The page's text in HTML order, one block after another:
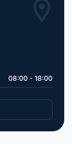
08:00 - 18:00